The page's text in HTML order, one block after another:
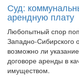
Суд:
арендную плату
Любопытный спор
Западно-Сибирского
возможно ли
договоре аренды в
имуществом.